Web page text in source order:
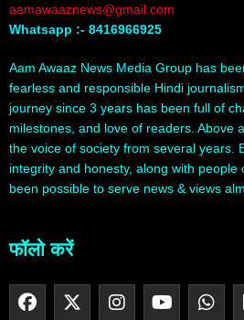
aamawaaznews@gmail.com
Whatsapp :- 8416966925
Aam Awaaz News Media Group has
fearless and responsible Hindi
journey since 3 years has been full of
milestones, and love of readers. Above
the voice of society from several years.
integrity and honesty, along with
been possible to serve news & views
फॉलो करें